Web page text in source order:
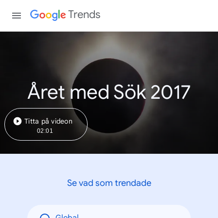
Trends
Året med Sök 2017
Titta på videon
02:01
Se vad som trendade